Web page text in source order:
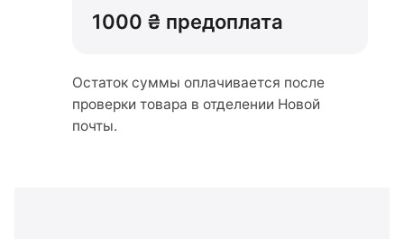
1000 ₴ предоплата
Остаток суммы оплачивается после
проверки товара в отделении Новой
почты.